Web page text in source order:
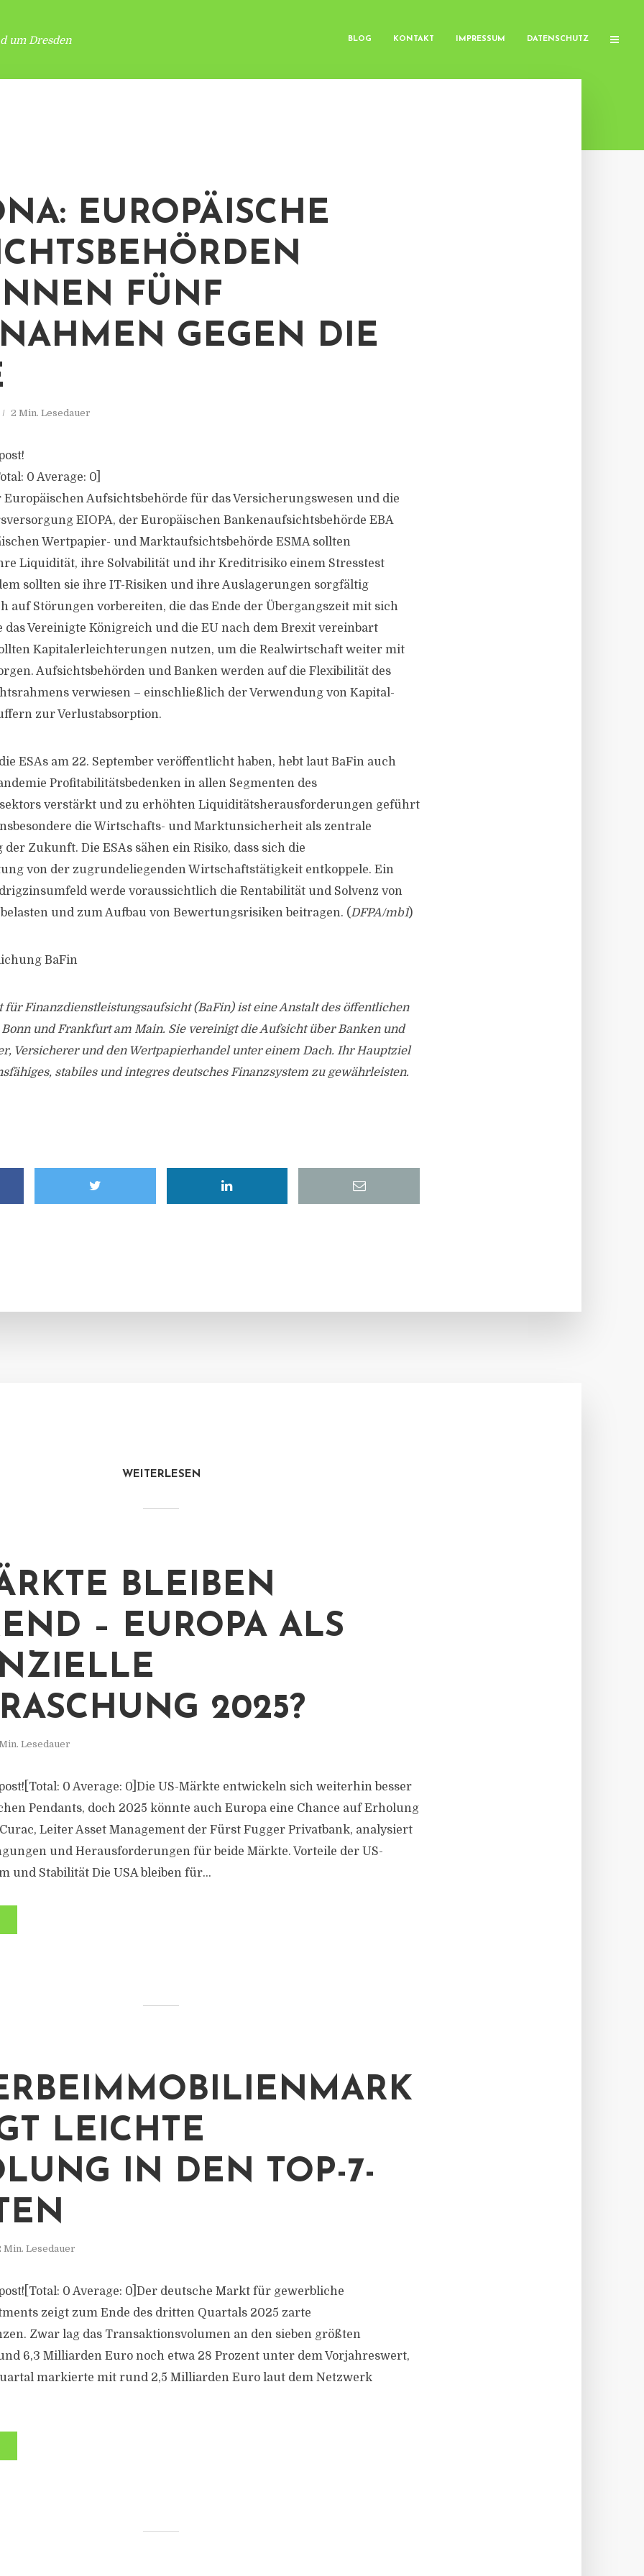
um Dresden BLOG KONTAKT IMPRESSUM DATENSCHUTZ
EUROPÄISCHE
FÜNF
GEGEN DIE K
2 Min. Lesedauer
0 Average: 0
Aufsichtsbehörde für das Versicherungswesen und die
EIOPA, der Europäischen Bankenaufsichtsbehörde EBA
Wertpapier- und Marktaufsichtsbehörde ESMA sollten
Liquidität, ihre Solvabilität und ihr Kreditrisiko einem Stresstest
sollten sie ihre IT-Risiken und ihre Auslagerungen sorgfältig
auf Störungen vorbereiten, die das Ende der Übergangszeit mit sich
das Vereinigte Königreich und die EU nach dem Brexit vereinbart
Kapitalerleichterungen nutzen, um die Realwirtschaft weiter mit
Aufsichtsbehörden und Banken werden auf die Flexibilität des
verwiesen – einschließlich der Verwendung von Kapital-
zur Verlustabsorption.
ESAs am 22. September veröffentlicht haben, hebt laut BaFin auch
Profitabilitätsbedenken in allen Segmenten des
verstärkt und zu erhöhten Liquiditätsherausforderungen geführt
die Wirtschafts- und Marktunsicherheit als zentrale
Zukunft. Die ESAs sähen ein Risiko, dass sich die
von der zugrundeliegenden Wirtschaftstätigkeit entkoppele. Ein
werde voraussichtlich die Rentabilität und Solvenz von
und zum Aufbau von Bewertungsrisiken beitragen. (DFPA/mb1)
BaFin
für Finanzdienstleistungsaufsicht (BaFin) ist eine Anstalt des öffentlichen
und Frankfurt am Main. Sie vereinigt die Aufsicht über Banken und
Versicherer und den Wertpapierhandel unter einem Dach. Ihr Hauptziel
stabiles und integres deutsches Finanzsystem zu gewährleisten.
WEITERLESEN
BLEIBEN
– EUROPA ALS
2025?
Lesedauer
0 Average: 0]Die US-Märkte entwickeln sich weiterhin besser
Pendants, doch 2025 könnte auch Europa eine Chance auf Erholung
Leiter Asset Management der Fürst Fugger Privatbank, analysiert
und Herausforderungen für beide Märkte. Vorteile der US-
und Stabilität Die USA bleiben für...
LEICHTE
IN DEN TOP-7-
Min. Lesedauer
0 Average: 0]Der deutsche Markt für gewerbliche
zeigt zum Ende des dritten Quartals 2025 zarte
Zwar lag das Transaktionsvolumen an den sieben größten
6,3 Milliarden Euro noch etwa 28 Prozent unter dem Vorjahreswert,
markierte mit rund 2,5 Milliarden Euro laut dem Netzwerk